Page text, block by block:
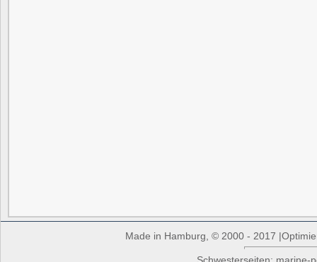
Made in Hamburg, © 2000 - 2017